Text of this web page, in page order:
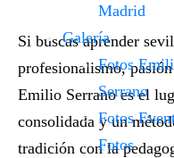
Madrid
Galería
Fotos
Serrano
Fotos
Fotos
Si buscasaprender
profesionalismo,
Emilio Serrano es el
consolidada y un
tradición con la